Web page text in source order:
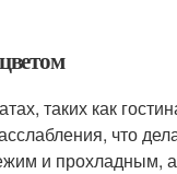
таких как
что
и прохладным,